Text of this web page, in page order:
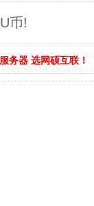
币!
务器 选网硕互联！